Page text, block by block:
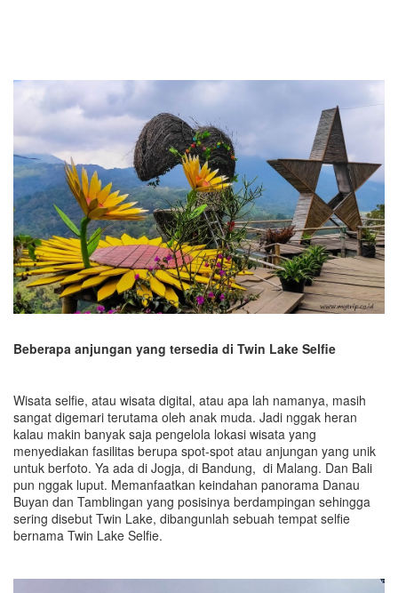
Beberapa anjungan yang tersedia di Twin Lake Selfie
Wisata selfie, atau wisata digital, atau apa lah namanya, masih
sangat digemari terutama oleh anak muda. Jadi nggak heran
kalau makin banyak saja pengelola lokasi wisata yang
menyediakan fasilitas berupa spot-spot atau anjungan yang unik
untuk berfoto. Ya ada di Jogja, di Bandung, di Malang. Dan Bali
pun nggak luput. Memanfaatkan keindahan panorama Danau
Buyan dan Tamblingan yang posisinya berdampingan sehingga
sering disebut Twin Lake, dibangunlah sebuah tempat selfie
bernama Twin Lake Selfie.